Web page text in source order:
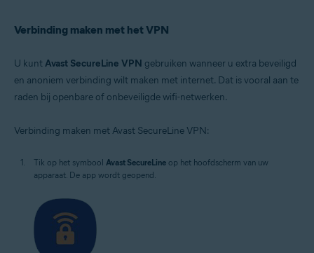
Verbinding maken met het VPN
U kuntAvast SecureLine VPN gebruiken wanneer u extra beveiligd
en anoniem verbinding wilt maken met internet. Dat is vooral aan te
raden bij openbare of onbeveiligde wifi-netwerken.
Verbinding maken met Avast SecureLine VPN:
Tik op het symbool Avast SecureLine op het hoofdscherm van uw
apparaat. De app wordt geopend.